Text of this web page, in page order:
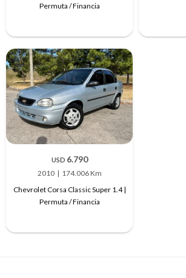
Permuta / Financia
USD 6.790
2010
174.006 Km
Chevrolet Corsa Classic Super 1.4 |
Permuta / Financia